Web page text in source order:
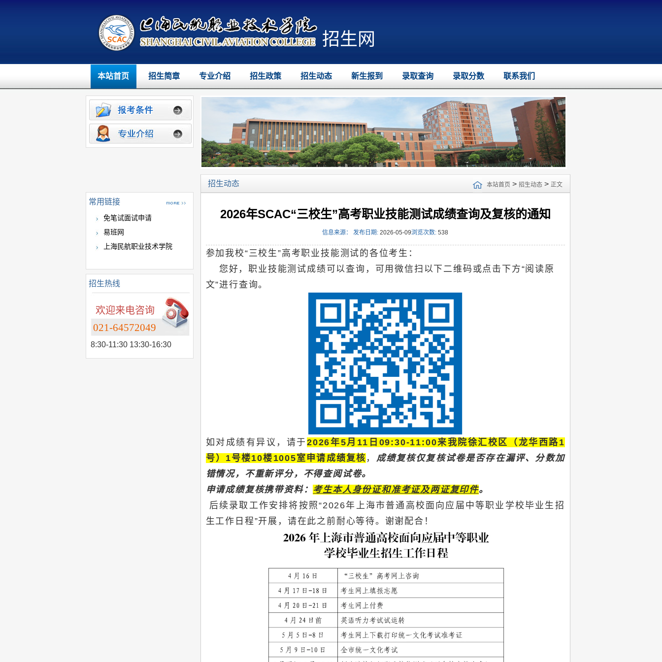
招生网
本站首页 招生简章 专业介绍 招生政策 招生动态 新生报到 录取查询 录取分数 联系我们
常用链接
免笔试面试申请
易班网
上海民航职业技术学院
招生热线
欢迎来电咨询
021-64572049
8:30-11:30 13:30-16:30
招生动态 本站首页> 招生动态> 正文
2026年SCAC“三校生”高考职业技能测试成绩查询及复核的通知
信息来源： 发布日期: 2026-05-09浏览次数: 538
参加我校“三校生”高考职业技能测试的各位考生：
您好，职业技能测试成绩可以查询， 可用微信扫以下二维码或点击下方“阅读原
文”进行查询。
如对成绩有异议，请于2026年5月11日09:30-11:00来我院徐汇校区（龙华西路1
号）1号楼10楼1005室申请成绩复核 ， 成绩复核仅复核试卷是否存在漏评、分数加
错情况，不重新评分，不得查阅试卷。
申请成绩复核携带资料： 考生本人身份证和准考证及两证复印件。
后续录取工作安排将按照“2026年上海市普通高校面向应届中等职业学校毕业生招
生工作日程”开展，请在此之前耐心等待。谢谢配合！